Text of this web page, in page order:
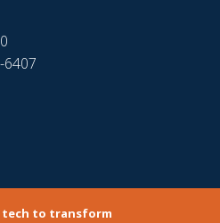
6407
tech to transform